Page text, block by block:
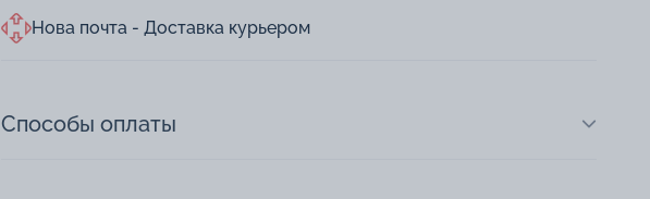
Нова почта - Доставка курьером
Способы оплаты